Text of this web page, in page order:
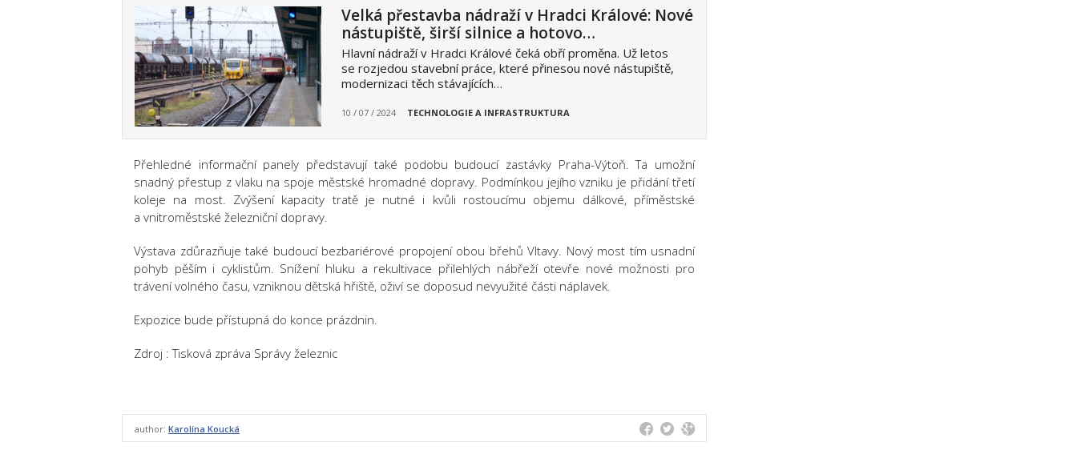
Velká přestavba nádraží v Hradci Králové: Nové
nástupiště, širší silnice a hotovo…
Hlavní nádraží v Hradci Králové čeká obří proměna. Už letos
se rozjedou stavební práce, které přinesou nové nástupiště,
modernizaci těch stávajících…
10 / 07 / 2024 TECHNOLOGIE A INFRASTRUKTURA
Přehledné informační panely představují také podobu budoucí zastávky Praha-Výtoň. Ta umožní
snadný přestup z vlaku na spoje městské hromadné dopravy. Podmínkou jejího vzniku je přidání třetí
koleje na most. Zvýšení kapacity tratě je nutné i kvůli rostoucímu objemu dálkové, příměstské
a vnitroměstské železniční dopravy.
Výstava zdůrazňuje také budoucí bezbariérové propojení obou břehů Vltavy. Nový most tím usnadní
pohyb pěším i cyklistům. Snížení hluku a rekultivace přilehlých nábřeží otevře nové možnosti pro
trávení volného času, vzniknou dětská hřiště, oživí se doposud nevyužité části náplavek.
Expozice bude přístupná do konce prázdnin.
Zdroj : Tisková zpráva Správy železnic
author: Karolína Koucká